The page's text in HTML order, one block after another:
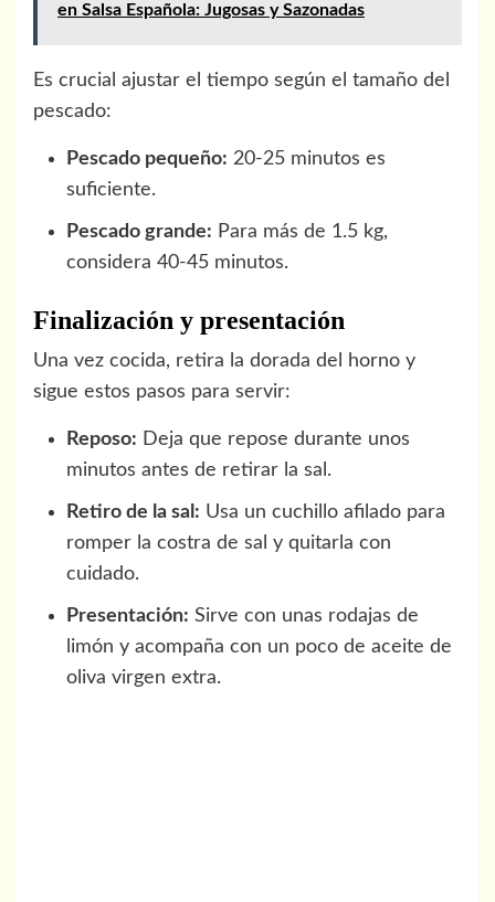
en Salsa Española: Jugosas y Sazonadas
Es crucial ajustar el tiempo según el tamaño del
pescado:
Pescado pequeño: 20-25 minutos es
suficiente.
Pescado grande: Para más de 1.5 kg,
considera 40-45 minutos.
Finalización y presentación
Una vez cocida, retira la dorada del horno y
sigue estos pasos para servir:
Reposo: Deja que repose durante unos
minutos antes de retirar la sal.
Retiro de la sal: Usa un cuchillo afilado para
romper la costra de sal y quitarla con
cuidado.
Presentación: Sirve con unas rodajas de
limón y acompaña con un poco de aceite de
oliva virgen extra.